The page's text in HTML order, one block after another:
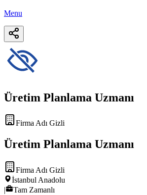
Menu
Üretim Planlama Uzmanı
Firma Adı Gizli
Üretim Planlama Uzmanı
Firma Adı Gizli
İstanbul Anadolu
|
Tam Zamanlı